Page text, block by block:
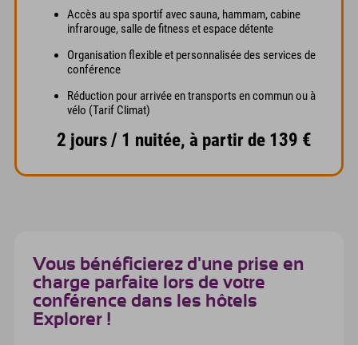
Accès au spa sportif avec sauna, hammam, cabine
infrarouge, salle de fitness et espace détente
Organisation flexible et personnalisée des services de
conférence
Réduction pour arrivée en transports en commun ou à
vélo (Tarif Climat)
2 jours / 1 nuitée, à partir de 139 €
Vous bénéficierez d'une prise en
charge parfaite lors de votre
conférence dans les hôtels
Explorer !